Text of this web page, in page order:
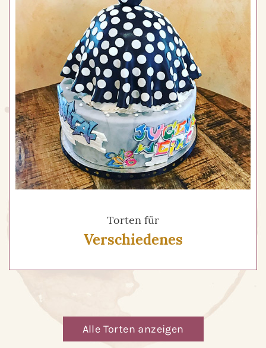
Torten für
Verschiedenes
Alle Torten anzeigen